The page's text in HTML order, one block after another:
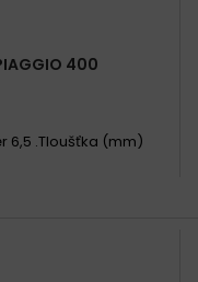
400
6,5 .Tloušťka (mm)